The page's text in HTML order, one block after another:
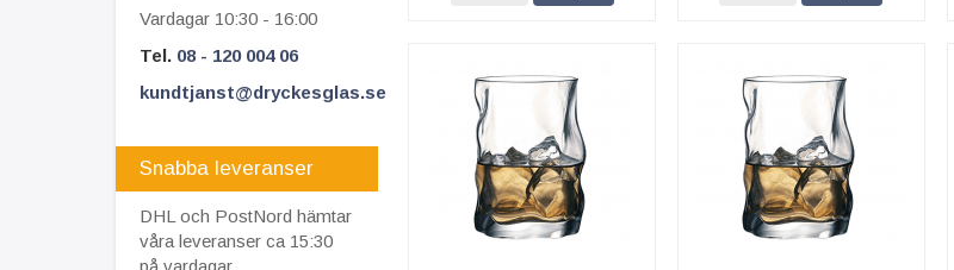
Vardagar 10:30 - 16:00
Tel. 08 - 120 004 06
kundtjanst@dryckesglas.se
Snabba leveranser
DHL och PostNord hämtar
våra leveranser ca 15:30
på vardagar.